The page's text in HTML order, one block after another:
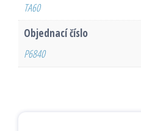
TA60
Objednací číslo
P6840